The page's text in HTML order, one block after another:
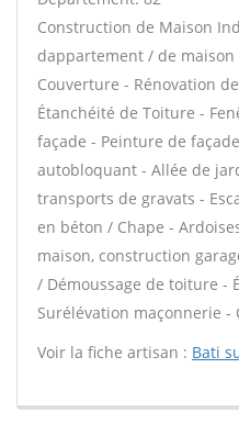
Construction de Maison
dappartement / de
Couverture - Rénovation
Étanchéité de Toiture -
façade - Peinture de
autobloquant - Allée de
transports de gravats -
en béton / Chape -
maison, construction
/ Démoussage de toiture -
Surélévation maçonnerie
Voir la fiche artisan : Bati